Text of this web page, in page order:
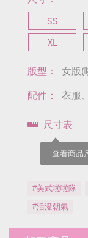
SS
XL
版型： 女版(
配件： 衣服
尺寸表
查看商品
#美式啦啦隊
#活潑朝氣